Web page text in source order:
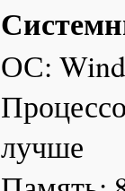
ОС:
лучше